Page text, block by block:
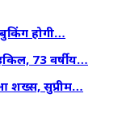
होगी…
73 वर्षीय…
शख्स, सुप्रीम…